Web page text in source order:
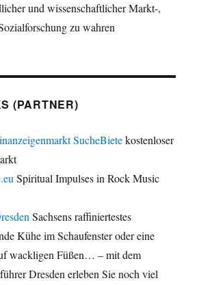
und wissenschaftlicher Markt-,
zu wahren
(PARTNER)
SucheBietekostenloser
Spiritual Impulses in Rock Music
Sachsens raffiniertestes
Kühe im Schaufenster oder eine
wackligen Füßen… – mit dem
Dresden erleben Sie noch viel